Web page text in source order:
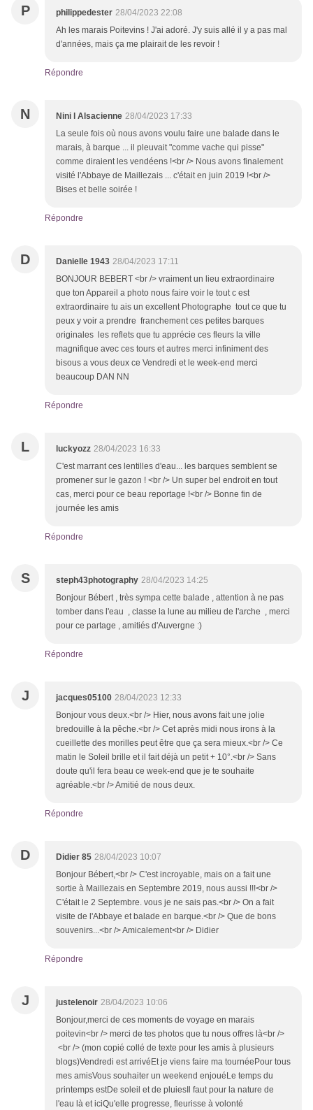
P philippedester 28/04/2023 22:08
Ah les marais Poitevins ! J'ai adoré. J'y suis allé il y a pas mal
d'années, mais ça me plairait de les revoir !
Répondre
N Nini l Alsacienne 28/04/2023 17:33
La seule fois où nous avons voulu faire une balade dans le
marais, à barque ... il pleuvait "comme vache qui pisse"
comme diraient les vendéens !<br /> Nous avons finalement
visité l'Abbaye de Maillezais ... c'était en juin 2019 !<br />
Bises et belle soirée !
Répondre
D Danielle 1943 28/04/2023 17:11
BONJOUR BEBERT <br /> vraiment un lieu extraordinaire
que ton Appareil a photo nous faire voir le tout c est
extraordinaire tu ais un excellent Photographe tout ce que tu
peux y voir a prendre franchement ces petites barques
originales les reflets que tu apprécie ces fleurs la ville
magnifique avec ces tours et autres merci infiniment des
bisous a vous deux ce Vendredi et le week-end merci
beaucoup DAN NN
Répondre
L luckyozz 28/04/2023 16:33
C'est marrant ces lentilles d'eau... les barques semblent se
promener sur le gazon ! <br /> Un super bel endroit en tout
cas, merci pour ce beau reportage !<br /> Bonne fin de
journée les amis
Répondre
S steph43photography 28/04/2023 14:25
Bonjour Bébert , très sympa cette balade , attention à ne pas
tomber dans l'eau , classe la lune au milieu de l'arche , merci
pour ce partage , amitiés d'Auvergne :)
Répondre
J jacques05100 28/04/2023 12:33
Bonjour vous deux.<br /> Hier, nous avons fait une jolie
bredouille à la pêche.<br /> Cet après midi nous irons à la
cueillette des morilles peut être que ça sera mieux.<br /> Ce
matin le Soleil brille et il fait déjà un petit + 10°.<br /> Sans
doute qu'il fera beau ce week-end que je te souhaite
agréable.<br /> Amitié de nous deux.
Répondre
D Didier 85 28/04/2023 10:07
Bonjour Bébert,<br /> C'est incroyable, mais on a fait une
sortie à Maillezais en Septembre 2019, nous aussi !!!<br />
C'était le 2 Septembre. vous je ne sais pas.<br /> On a fait
visite de l'Abbaye et balade en barque.<br /> Que de bons
souvenirs...<br /> Amicalement<br /> Didier
Répondre
J justelenoir 28/04/2023 10:06
Bonjour,merci de ces moments de voyage en marais
poitevin<br /> merci de tes photos que tu nous offres là<br />
<br /> (mon copié collé de texte pour les amis à plusieurs
blogs)Vendredi est arrivéEt je viens faire ma tournéePour tous
mes amisVous souhaiter un weekend enjouéLe temps du
printemps estDe soleil et de pluiesIl faut pour la nature de
l'eau là et iciQu'elle progresse, fleurisse à volonté